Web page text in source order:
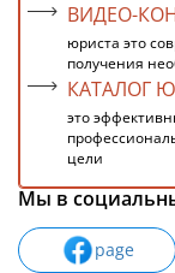
ВИДЕО-
юриста это
получения
КАТАЛОГ
это
цели
Мы в
page